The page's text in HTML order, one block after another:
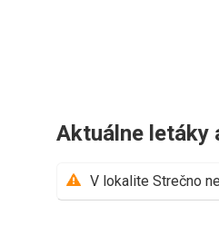
Aktuálne letáky
V lokalite Strečno